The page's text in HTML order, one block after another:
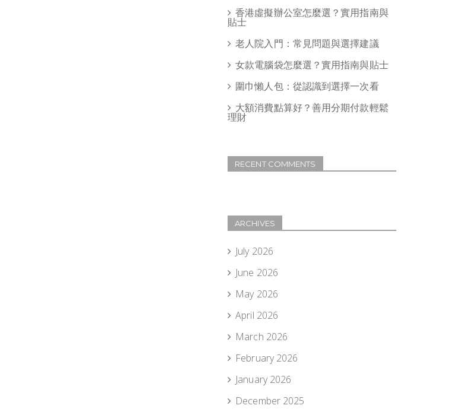
香港虛擬辦公室怎麼選？實用指南與
貼士
老人院入門：常見問題與選擇建議
女款電腦袋怎麼選？實用指南與貼士
圍巾懶人包：從認識到選擇一次看
大額消費點算好？善用分期付款輕鬆
理財
RECENT COMMENTS
ARCHIVES
July 2026
June 2026
May 2026
April 2026
March 2026
February 2026
January 2026
December 2025